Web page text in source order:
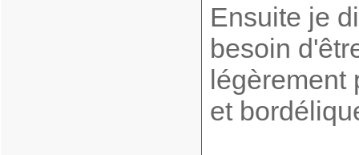
Ensuite je
besoin
légèrement
et